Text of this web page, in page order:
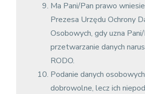
Ma Pani/Pan prawo
Prezesa Urzędu Ochrony
Osobowych, gdy uzna Pani/
przetwarzanie danych
RODO.
Podanie danych
dobrowolne, lecz ich